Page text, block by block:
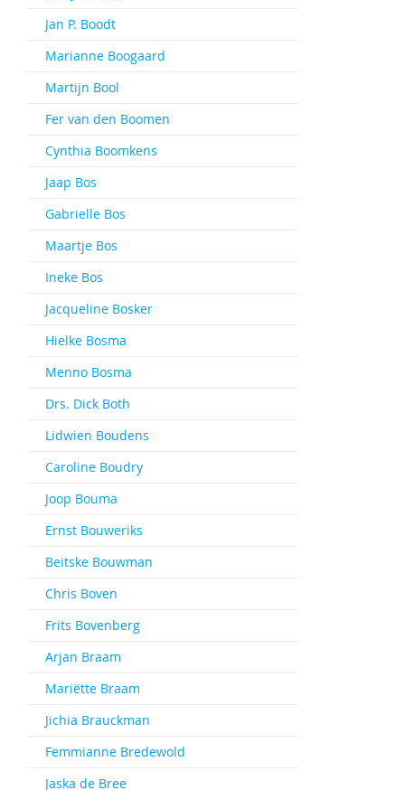
Jan P. Boodt
Marianne Boogaard
Martijn Bool
Fer van den Boomen
Cynthia Boomkens
Jaap Bos
Gabrielle Bos
Maartje Bos
Ineke Bos
Jacqueline Bosker
Hielke Bosma
Menno Bosma
Drs. Dick Both
Lidwien Boudens
Caroline Boudry
Joop Bouma
Ernst Bouweriks
Beitske Bouwman
Chris Boven
Frits Bovenberg
Arjan Braam
Mariëtte Braam
Jichia Brauckman
Femmianne Bredewold
Jaska de Bree